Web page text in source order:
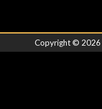
Copyright © 2026